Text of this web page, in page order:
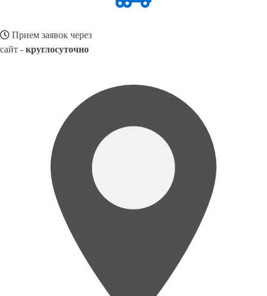
Прием заявок через
сайт - круглосуточно